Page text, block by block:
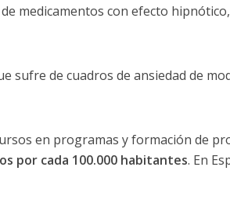
medicamentos con efecto
sufre de cuadros de ansiedad de
en programas y formación de
por cada 100.000 habitantes. En